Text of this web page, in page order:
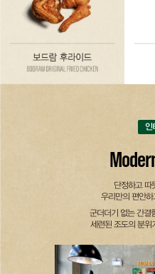
인
단정하고 따
우리만의 편안
군더더기 없는 간결
세련된 조도의 분위